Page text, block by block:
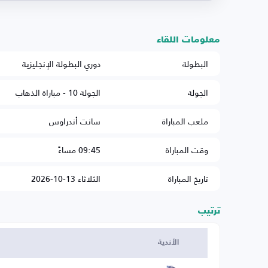
معلومات اللقاء
البطولة
دوري البطولة الإنجليزية
الجولة
الجولة 10 - مباراة الذهاب
ملعب المباراة
سانت أندراوس
وقت المباراة
09:45 مساءً
تاريخ المباراة
الثلاثاء 13-10-2026
ترتيب
الأندية